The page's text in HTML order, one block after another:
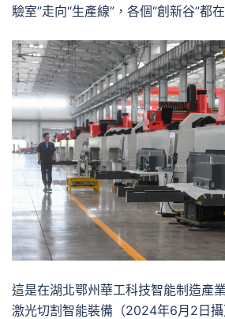
驗室”走向“生產線”，各個“創新谷”都
這是在湖北鄂州華工科技智能制造產
激光切割智能裝備（2024年6月2日